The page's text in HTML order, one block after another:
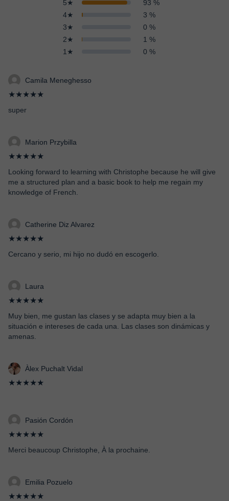
5★
93 %
4★
3 %
3★
0 %
2★
1 %
1★
0 %
Camila Meneghesso
★★★★★
super
Marion Przybilla
★★★★★
Looking forward to learning with Christophe because he will give
me a structured plan and a basic book to help me regain my
knowledge of French.
Catherine Diz Alvarez
★★★★★
Cercano y serio, mi hijo no dudó en escogerlo.
Laura
★★★★★
Muy bien, me gustan las clases y se adapta muy bien a la
situación e intereses de cada una. Las clases son dinámicas y
amenas.
Àlex Puchalt Vidal
★★★★★
Pasión Cordón
★★★★★
Merci beaucoup Christophe, À la prochaine.
Emilia Pozuelo
★★★★★